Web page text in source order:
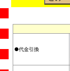
●代金引換